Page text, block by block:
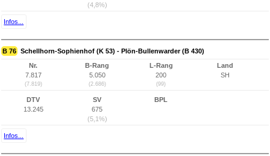
(4,8%)
Infos...
B 76 Schellhorn-Sophienhof (K 53) - Plön-Bullenwarder (B 430)
Nr.
7.817
(7.819)
B-Rang
5.050
(2.686)
L-Rang
200
(99)
Land
SH
DTV
13.245
SV
675
(5,1%)
BPL
Infos...